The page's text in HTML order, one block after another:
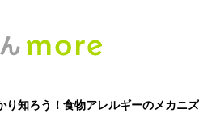
り知ろう！食物アレルギーのメカニ